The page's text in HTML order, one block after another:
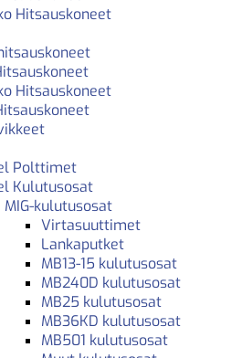
Hitsauskoneet
Hitsauskoneet
Polttimet
Kulutusosat
MIG-kulutusosat
Virtasuuttimet
Lankaputket
MB13-15 kulutusosat
MB240D kulutusosat
MB25 kulutusosat
MB36KD kulutusosat
MB501 kulutusosat